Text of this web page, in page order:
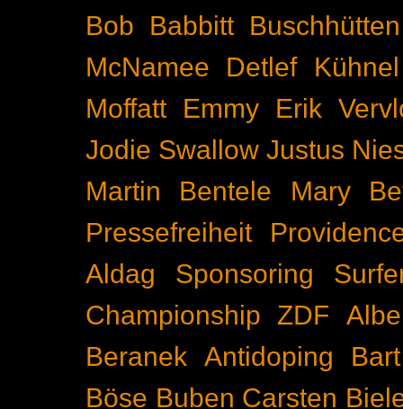
Bob Babbitt Buschhütten
McNamee
Detlef Kühnel
Moffatt
Emmy
Erik
Jodie Swallow Justus
Martin Bentele
Mary
Pressefreiheit
Aldag
Sponsoring
Championship
ZDF
Beranek Antidoping
Böse Buben Carsten